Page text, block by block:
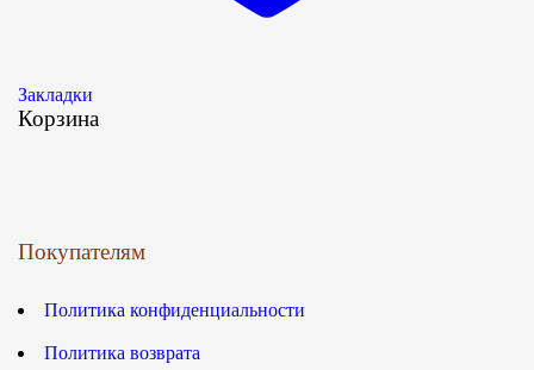
Закладки
Корзина
Покупателям
Политика конфиденциальности
Политика возврата